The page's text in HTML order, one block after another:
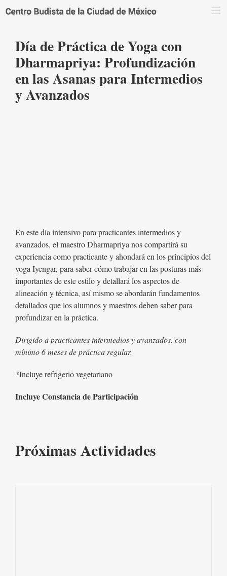
Día de Práctica de Yoga con
Dharmapriya: Profundización
en las Asanas para Intermedios
y Avanzados
En este día intensivo para practicantes intermedios y
avanzados, el maestro Dharmapriya nos compartirá su
experiencia como practicante y ahondará en los principios del
yoga Iyengar, para saber cómo trabajar en las posturas más
importantes de este estilo y detallará los aspectos de
alineación y técnica, así mismo se abordarán fundamentos
detallados que los alumnos y maestros deben saber para
profundizar en la práctica.
Dirigido a practicantes intermedios y avanzados, con
mínimo 6 meses de práctica regular.
*Incluye refrigerio vegetariano
Incluye Constancia de Participación
Próximas Actividades